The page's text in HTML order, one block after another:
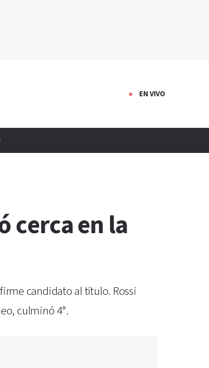
EN VIVO
cerca en la
candidato al título. Rossi
culminó 4°.